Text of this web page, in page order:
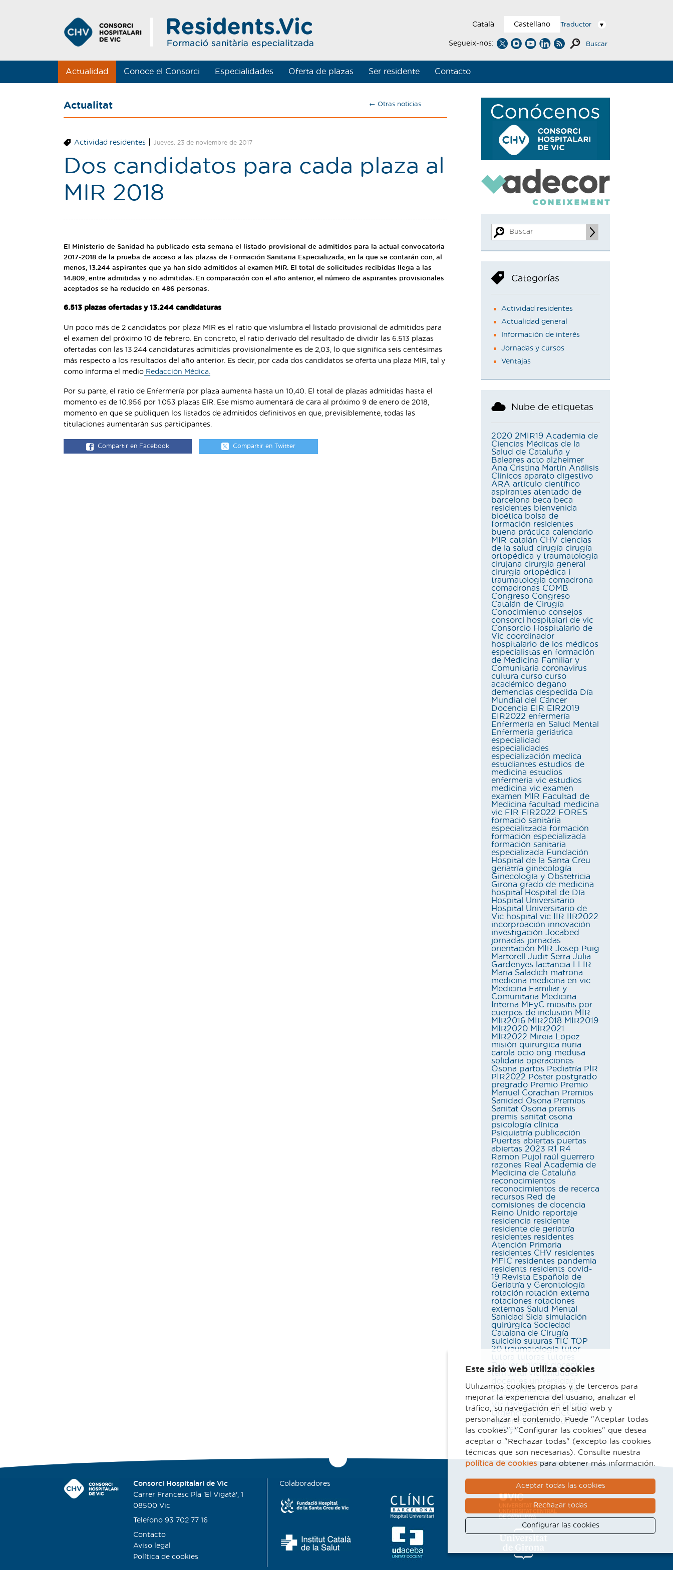
Català Castellano Traductor
Segueix-nos: Buscar
Actualidad Conoce el Consorci Especialidades Oferta de plazas Ser residente Contacto
Actualitat ← Otras noticias
Actividad residentes |Jueves, 23 de noviembre de 2017
Dos candidatos para cada plaza al
MIR 2018
El Ministerio de Sanidad ha publicado esta semana el listado provisional de admitidos para la actual convocatoria
2017-2018 de la prueba de acceso a las plazas de Formación Sanitaria Especializada, en la que se contarán con, al
menos, 13.244 aspirantes que ya han sido admitidos al examen MIR. El total de solicitudes recibidas llega a las
14.809, entre admitidas y no admitidas. En comparación con el año anterior, el número de aspirantes provisionales
aceptados se ha reducido en 486 personas.
6.513 plazas ofertadas y 13.244 candidaturas
Un poco más de 2 candidatos por plaza MIR es el ratio que vislumbra el listado provisional de admitidos para
el examen del próximo 10 de febrero. En concreto, el ratio derivado del resultado de dividir las 6.513 plazas
ofertadas con las 13.244 candidaturas admitidas provisionalmente es de 2,03, lo que significa seis centésimas
más respecto a los resultados del año anterior. Es decir, por cada dos candidatos se oferta una plaza MIR, tal y
como informa el medioRedacción Médica.
Por su parte, el ratio de Enfermería por plaza aumenta hasta un 10,40. El total de plazas admitidas hasta el
momento es de 10.956 por 1.053 plazas EIR. Ese mismo aumentará de cara al próximo 9 de enero de 2018,
momento en que se publiquen los listados de admitidos definitivos en que, previsiblemente, todas las
titulaciones aumentarán sus participantes.
Compartir en Facebook Compartir en Twitter
Categorías
Actividad residentes
Actualidad general
Información de interés
Jornadas y cursos
Ventajas
Nube de etiquetas
2020 2MIR19 Academia de
Ciencias Médicas de la
Salud de Cataluña y
Baleares acto alzheimer
Ana Cristina Martín Análisis
Clínicos aparato digestivo
ARA artículo científico
aspirantes atentado de
barcelona beca beca
residentes bienvenida
bioética bolsa de
formación residentes
buena práctica calendario
MIR catalán CHV ciencias
de la salud cirugía cirugía
ortopédica y traumatologia
cirujana cirurgia general
cirurgia ortopédica i
traumatologia comadrona
comadronas COMB
Congreso Congreso
Catalán de Cirugía
Conocimiento consejos
consorci hospitalari de vic
Consorcio Hospitalario de
Vic coordinador
hospitalario de los médicos
especialistas en formación
de Medicina Familiar y
Comunitaria coronavirus
cultura curso curso
académico degano
demencias despedida Día
Mundial del Cáncer
Docencia EIR EIR2019
EIR2022 enfermería
Enfermería en Salud Mental
Enfermeria geriátrica
especialidad
especialidades
especialización medica
estudiantes estudios de
medicina estudios
enfermeria vic estudios
medicina vic examen
examen MIR Facultad de
Medicina facultad medicina
vic FIR FIR2022 FORES
formació sanitària
especialitzada formación
formación especializada
formación sanitaria
especializada Fundación
Hospital de la Santa Creu
geriatría ginecología
Ginecología y Obstetricia
Girona grado de medicina
hospital
Hospital de Día
Hospital Universitario
Hospital Universitario de
Vic hospital vic IIR
IIR2022
incorproación innovación
investigación Jocabed
jornadas jornadas
orientación MIR Josep Puig
Martorell
Judit Serra Julia
Gardenyes
lactancia
LLIR
Maria Saladich matrona
medicina medicina en vic
Medicina Familiar y
Comunitaria Medicina
Interna MFyC miositis por
cuerpos de inclusión MIR
MIR2016 MIR2018 MIR2019
MIR2020 MIR2021
MIR2022 Mireia López
misión quirurgica nuria
carola ocio ong medusa
solidaria operaciones
Osona partos Pediatría PIR
PIR2022 Póster postgrado
pregrado Premio Premio
Manuel Corachan Premios
Sanidad Osona Premios
Sanitat Osona premis
premis sanitat osona
psicología clínica
Psiquiatría publicación
Puertas abiertas puertas
abiertas 2023 R1 R4
Ramon Pujol
raúl guerrero
razones Real Academia de
Medicina de Cataluña
reconocimientos
reconocimientos de recerca
recursos Red de
comisiones de docencia
Reino Unido reportaje
residencia residente
residente de geriatría
residentes residentes
Atención Primaria
residentes CHV residentes
MFIC residentes pandemia
residents residents covid-
19 Revista Española de
Geriatría y Gerontología
rotación rotación externa
rotaciones rotaciones
externas Salud Mental
Sanidad Sida simulación
quirúrgica Sociedad
Catalana de Cirugía
suicidio suturas TIC TOP
20 traumatologia tutor
Twitter
unidad docente
territorial vic unidades
universidad central de
cataluña Universidad de
Vic Universitat de Girona
Urgencias UVic-UCC Vic
xavier de castro yuhamy
curbelo
Consorci Hospitalari de Vic
Carrer Francesc Pla 'El Vigatà', 1
08500 Vic
Telefono 93 702 77 16
Contacto
Aviso legal
Política de cookies
Colaboradores
Este sitio web utiliza cookies
Utilizamos cookies propias y de terceros para
mejorar la experiencia del usuario, analizar el
tráfico, su navegación en el sitio web y
personalizar el contenido. Puede "Aceptar todas
las cookies", "Configurar las cookies" que desea
aceptar o "Rechazar todas" (excepto las cookies
técnicas que son necesarias). Consulte nuestra
política de cookiespara obtener más información.
Aceptar todas las cookies
Rechazar todas
Configurar las cookies